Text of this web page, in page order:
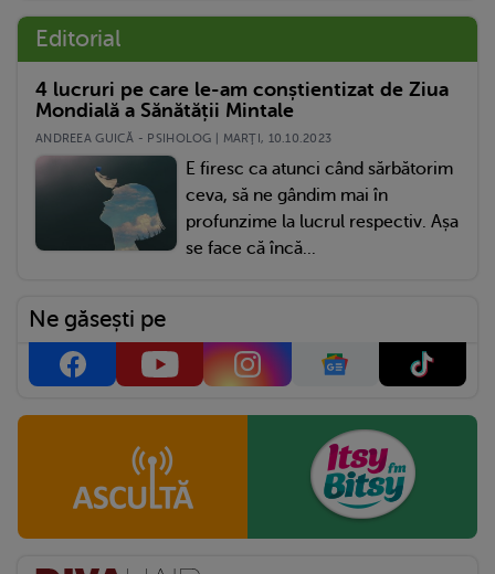
Editorial
4 lucruri pe care le-am conștientizat de Ziua
Mondială a Sănătății Mintale
ANDREEA GUICĂ - PSIHOLOG | MARŢI, 10.10.2023
E firesc ca atunci când sărbătorim
ceva, să ne gândim mai în
profunzime la lucrul respectiv. Așa
se face că încă...
Ne găsești pe